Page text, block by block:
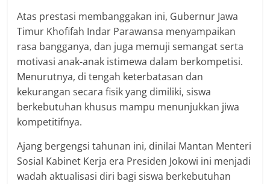
Atas prestasi membanggakan ini, Gubernur Jawa
Timur Khofifah Indar Parawansa menyampaikan
rasa bangganya, dan juga memuji semangat serta
motivasi anak-anak istimewa dalam berkompetisi.
Menurutnya, di tengah keterbatasan dan
kekurangan secara fisik yang dimiliki, siswa
berkebutuhan khusus mampu menunjukkan jiwa
kompetitifnya.
Ajang bergengsi tahunan ini, dinilai Mantan Menteri
Sosial Kabinet Kerja era Presiden Jokowi ini menjadi
wadah aktualisasi diri bagi siswa berkebutuhan